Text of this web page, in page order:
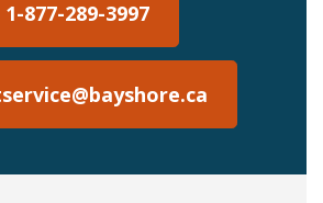
1-877-289-3997